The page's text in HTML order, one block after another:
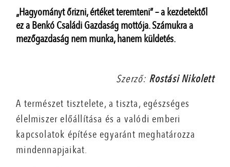
„Hagyományt őrizni, értéket teremteni” – a kezdetektől
ez a Benkó Családi Gazdaság mottója. Számukra a
mezőgazdaság nem munka, hanem küldetés.
Szerző: Rostási Nikolett
A természet tisztelete, a tiszta, egészséges
élelmiszer előállítása és a valódi emberi
kapcsolatok építése egyaránt meghatározza
mindennapjaikat.